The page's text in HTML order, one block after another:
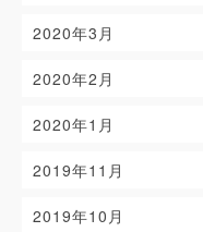
2020年3月
2020年2月
2020年1月
2019年11月
2019年10月